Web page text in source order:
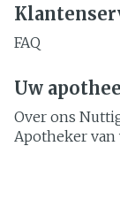
FAQ
Uw
Over ons
Apotheker van